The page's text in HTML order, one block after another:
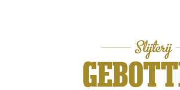
Millstone Oloroso Sherry